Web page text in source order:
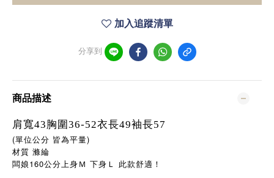
加入追蹤清單
分享到
商品描述
肩寬43胸圍36-52衣長49袖長57
(單位公分 皆為平量)
材質 滌綸
闆娘 160公分上身Ｍ 下身Ｌ 此款舒適！